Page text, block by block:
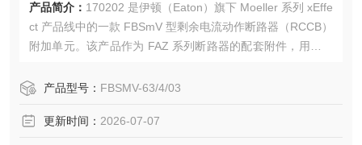
产品简介： 170202 是伊顿（Eaton）旗下 Moeller 系列 xEffe
ct 产品线中的一款 FBSmV 型剩余电流动作断路器（RCCB）
附加单元。该产品作为 FAZ 系列断路器的配套附件，用于提
用场景。伊顿 FBSmV 型剩余电流动作断路器（RCCB）
产品型号： FBSMV-63/4/03
更新时间： 2026-07-07